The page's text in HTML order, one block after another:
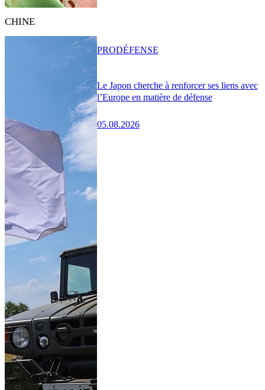
CHINE
Le Japon cherche à renforcer ses liens avec
l’Europe en matière de défense
05.08.2026
PRODÉFENSE